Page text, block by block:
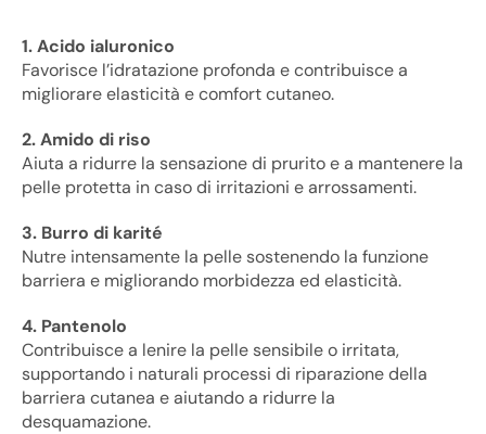
1. Acido ialuronico
Favorisce l’idratazione profonda e contribuisce a
migliorare elasticità e comfort cutaneo.
2. Amido di riso
Aiuta a ridurre la sensazione di prurito e a mantenere la
pelle protetta in caso di irritazioni e arrossamenti.
3. Burro di karité
Nutre intensamente la pelle sostenendo la funzione
barriera e migliorando morbidezza ed elasticità.
4. Pantenolo
Contribuisce a lenire la pelle sensibile o irritata,
supportando i naturali processi di riparazione della
barriera cutanea e aiutando a ridurre la
desquamazione.